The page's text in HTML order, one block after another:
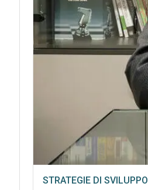
STRATEGIE DI SVILUPPO